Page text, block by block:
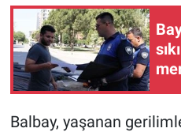
Balbay, yaşanan